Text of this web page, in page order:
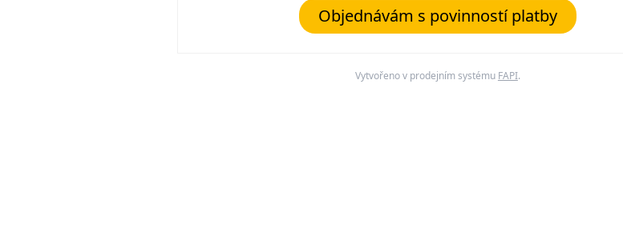
Objednávám s povinností platby
Vytvořeno v prodejním systému FAPI.